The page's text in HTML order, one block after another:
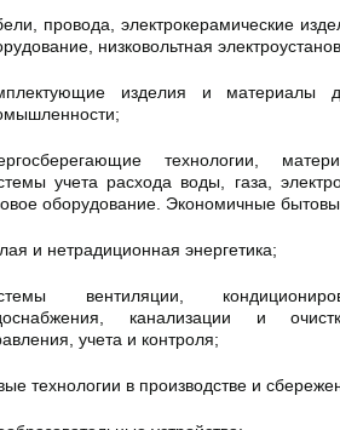
провода, электрокерамические
низковольтная
изделия и материалы
технологии,
учета расхода воды, газа,
оборудование. Экономичные
и нетрадиционная энергетика;
вентиляции,
канализации и
учета и контроля;
технологии в производстве и